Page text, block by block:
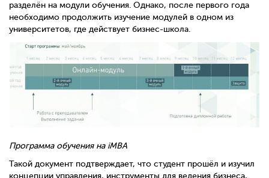
разделён на модули обучения. Однако, после первого года
необходимо продолжить изучение модулей в одном из
университетов, где действует бизнес-школа.
Программа обучения на iMBA
Такой документ подтверждает, что студент прошёл и изучил
концепции управления, инструменты для ведения бизнеса,